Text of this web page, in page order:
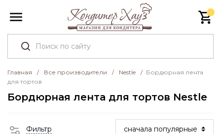
Главная / Все производители / Nestle / Бордюрная лента
для тортов
Бордюрная лента для тортов Nestle
Фильтр